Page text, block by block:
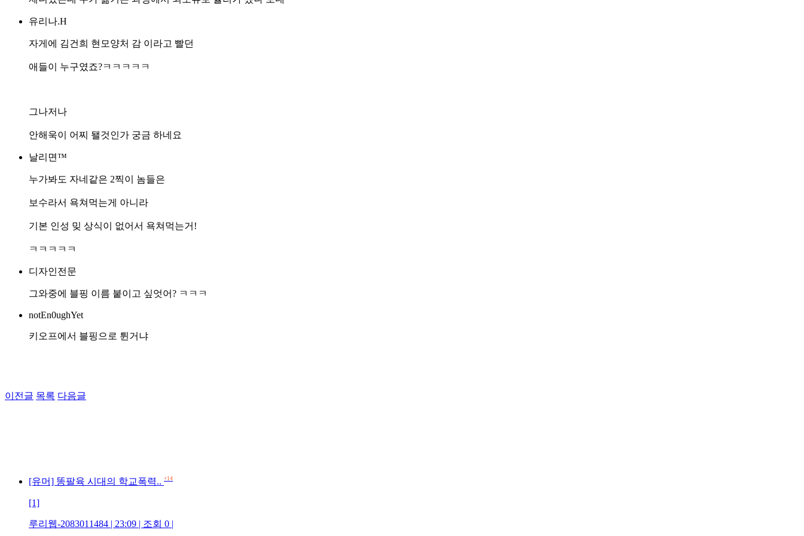
유리나.H
자게에 김건희 현모양처 감 이라고 빨던
애들이 누구였죠?ㅋㅋㅋㅋㅋ
그나저나
안해욱이 어찌 됄것인가 궁금 하네요
날리면™
누가봐도 자네같은 2찍이 놈들은
보수라서 욕쳐먹는게 아니라
기본 인성 밎 상식이 없어서 욕쳐먹는거!
ㅋㅋㅋㅋㅋ
디자인전문
그와중에 블핑 이름 붙이고 싶엇어? ㅋㅋㅋ
notEn0ughYet
키오프에서 블핑으로 튄거냐
이전글 목록 다음글
[유머] 똥팔육 시대의 학교폭력.. +14
[1]
루리웹-2083011484 | 23:09 | 조회 0 |